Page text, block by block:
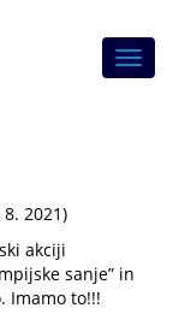
8. 2021)
akciji
sanje” in
Imamo to!!!